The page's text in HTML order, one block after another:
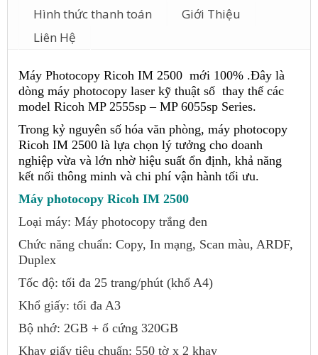
Hình thức thanh toán
Giới Thiệu
Liên Hệ
Máy Photocopy Ricoh IM 2500 mới 100% .Đây là
dòng máy photocopy laser kỹ thuật số thay thế các
model Ricoh MP 2555sp – MP 6055sp Series.
Trong kỷ nguyên số hóa văn phòng, máy photocopy
Ricoh IM 2500 là lựa chọn lý tưởng cho doanh
nghiệp vừa và lớn nhờ hiệu suất ổn định, khả năng
kết nối thông minh và chi phí vận hành tối ưu.
Máy photocopy Ricoh IM 2500
Loại máy: Máy photocopy trắng đen
Chức năng chuẩn: Copy, In mạng, Scan màu, ARDF,
Duplex
Tốc độ: tối đa 25 trang/phút (khổ A4)
Khổ giấy: tối đa A3
Bộ nhớ: 2GB + ổ cứng 320GB
Khay giấy tiêu chuẩn: 550 tờ x 2 khay